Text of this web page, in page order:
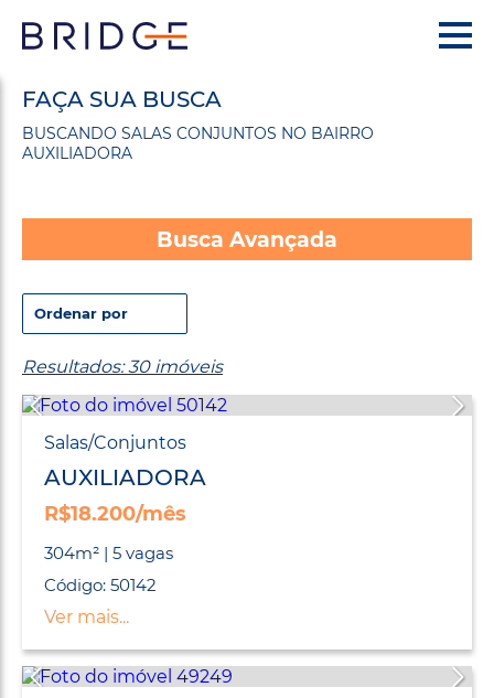
FAÇA SUA BUSCA
BUSCANDO SALAS CONJUNTOS NO BAIRRO
AUXILIADORA
Busca Avançada
Resultados: 30 imóveis
Salas/Conjuntos
AUXILIADORA
R$18.200/mês
304m² | 5 vagas
Código: 50142
Ver mais...